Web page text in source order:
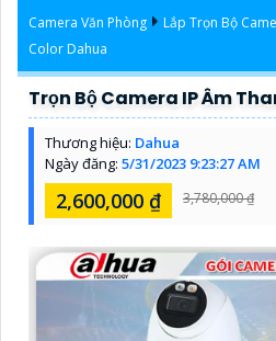
Camera Văn Phòng Lắp Trọn Bộ
Color Dahua
Trọn Bộ Camera IP Âm
Thương hiệu: Dahua
Ngày đăng: 5/31/2023 9:23:27 AM
2,600,000 ₫ 3,780,000 ₫